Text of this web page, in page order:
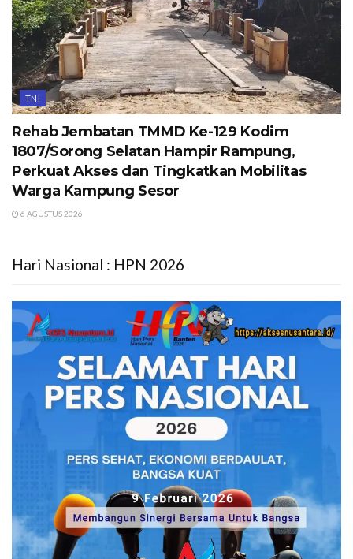
TNI
Rehab Jembatan TMMD Ke-129 Kodim
1807/Sorong Selatan Hampir Rampung,
Perkuat Akses dan Tingkatkan Mobilitas
Warga Kampung Sesor
6 AGUSTUS 2026
Hari Nasional : HPN 2026